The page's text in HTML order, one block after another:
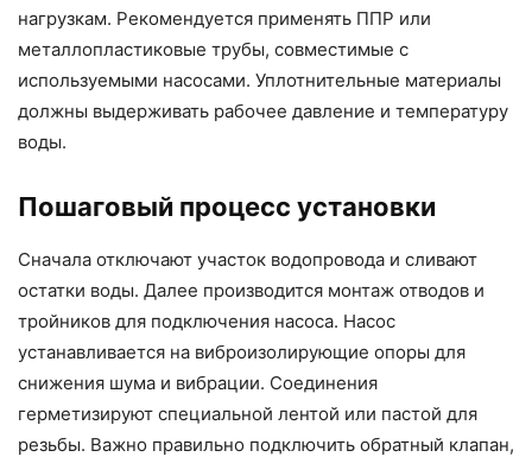
нагрузкам. Рекомендуется применять ППР или
металлопластиковые трубы, совместимые с
используемыми насосами. Уплотнительные материалы
должны выдерживать рабочее давление и температуру
воды.
Пошаговый процесс установки
Сначала отключают участок водопровода и сливают
остатки воды. Далее производится монтаж отводов и
тройников для подключения насоса. Насос
устанавливается на виброизолирующие опоры для
снижения шума и вибрации. Соединения
герметизируют специальной лентой или пастой для
резьбы. Важно правильно подключить обратный клапан,